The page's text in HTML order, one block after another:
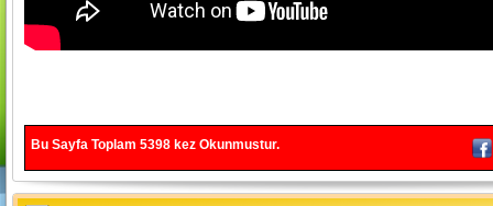
Bu Sayfa Toplam 5398kez Okunmustur.